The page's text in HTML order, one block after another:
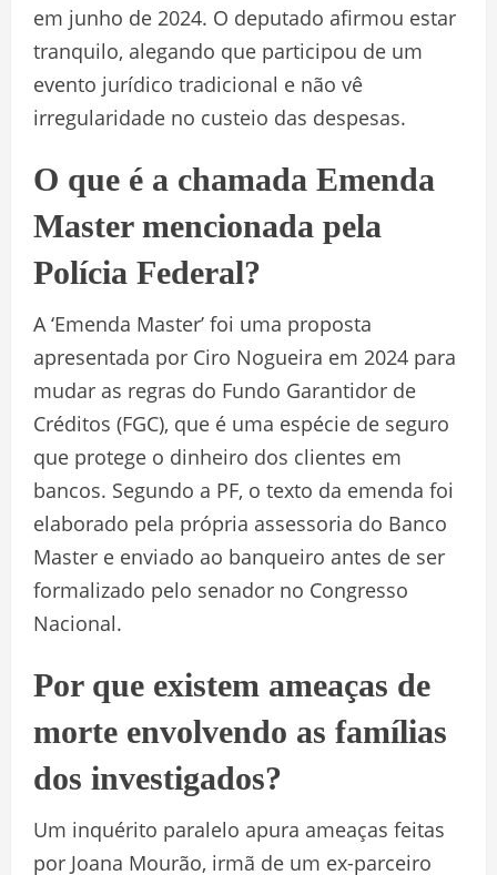
em junho de 2024. O deputado afirmou estar
tranquilo, alegando que participou de um
evento jurídico tradicional e não vê
irregularidade no custeio das despesas.
O que é a chamada Emenda
Master mencionada pela
Polícia Federal?
A ‘Emenda Master’ foi uma proposta
apresentada por Ciro Nogueira em 2024 para
mudar as regras do Fundo Garantidor de
Créditos (FGC), que é uma espécie de seguro
que protege o dinheiro dos clientes em
bancos. Segundo a PF, o texto da emenda foi
elaborado pela própria assessoria do Banco
Master e enviado ao banqueiro antes de ser
formalizado pelo senador no Congresso
Nacional.
Por que existem ameaças de
morte envolvendo as famílias
dos investigados?
Um inquérito paralelo apura ameaças feitas
por Joana Mourão, irmã de um ex-parceiro